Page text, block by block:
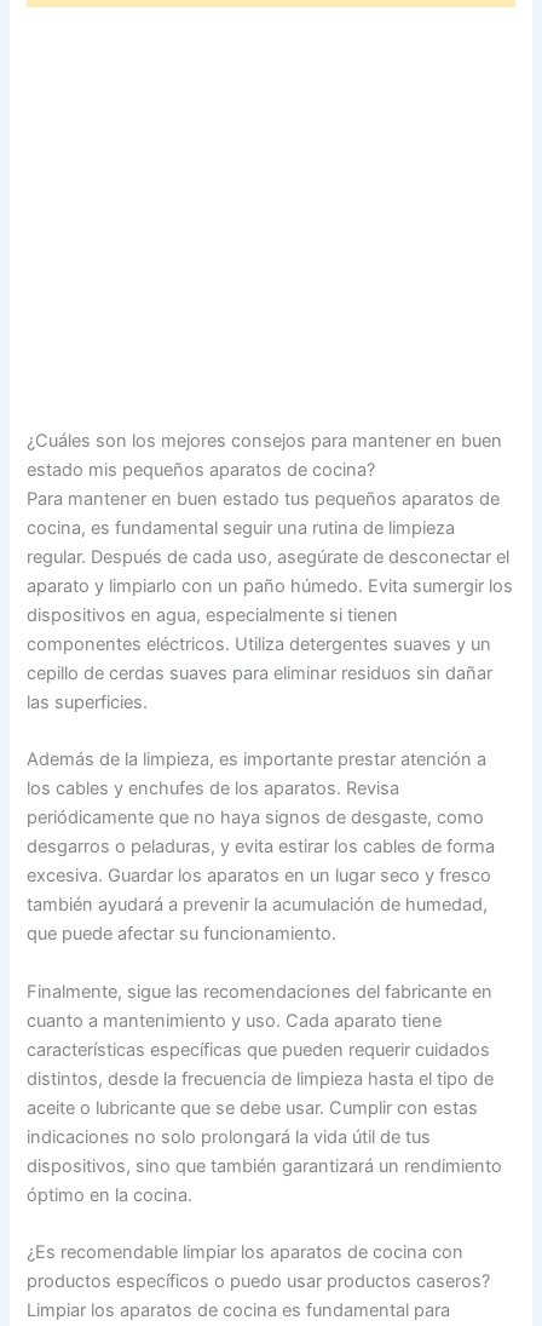
¿Cuáles son los mejores consejos para mantener en buen
estado mis pequeños aparatos de cocina?
Para mantener en buen estado tus pequeños aparatos de
cocina, es fundamental seguir una rutina de limpieza
regular. Después de cada uso, asegúrate de desconectar el
aparato y limpiarlo con un paño húmedo. Evita sumergir los
dispositivos en agua, especialmente si tienen
componentes eléctricos. Utiliza detergentes suaves y un
cepillo de cerdas suaves para eliminar residuos sin dañar
las superficies.
Además de la limpieza, es importante prestar atención a
los cables y enchufes de los aparatos. Revisa
periódicamente que no haya signos de desgaste, como
desgarros o peladuras, y evita estirar los cables de forma
excesiva. Guardar los aparatos en un lugar seco y fresco
también ayudará a prevenir la acumulación de humedad,
que puede afectar su funcionamiento.
Finalmente, sigue las recomendaciones del fabricante en
cuanto a mantenimiento y uso. Cada aparato tiene
características específicas que pueden requerir cuidados
distintos, desde la frecuencia de limpieza hasta el tipo de
aceite o lubricante que se debe usar. Cumplir con estas
indicaciones no solo prolongará la vida útil de tus
dispositivos, sino que también garantizará un rendimiento
óptimo en la cocina.
¿Es recomendable limpiar los aparatos de cocina con
productos específicos o puedo usar productos caseros?
Limpiar los aparatos de cocina es fundamental para